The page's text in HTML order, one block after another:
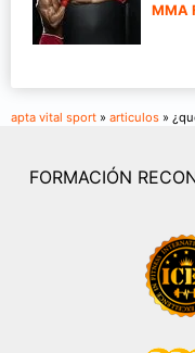
MMA
apta vital sport » articulos »
FORMACIÓN